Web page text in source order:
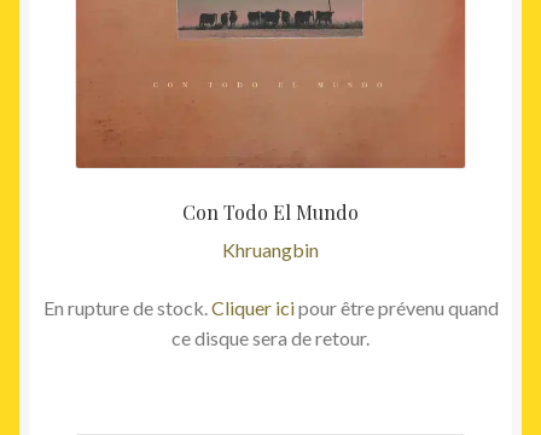
Con Todo El Mundo
Khruangbin
En rupture de stock. Cliquer icipour être prévenu quand
ce disque sera de retour.